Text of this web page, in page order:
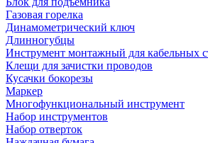
Газовая горелка
Динамометрический ключ
Длинногубцы
Инструмент монтажный для кабельных
Клещи для зачистки проводов
Кусачки бокорезы
Маркер
Многофункциональный инструмент
Набор инструментов
Набор отверток